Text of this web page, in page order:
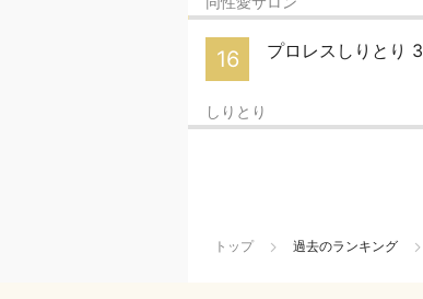
16 プロレスしりとり 3
しりとり
トップ 過去のランキング